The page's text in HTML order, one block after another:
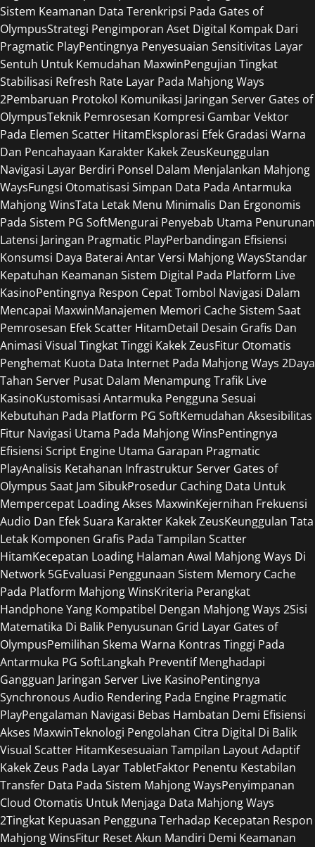
Sistem Keamanan Data Terenkripsi Pada Gates of
OlympusStrategi Pengimporan Aset Digital Kompak Dari
Pragmatic PlayPentingnya Penyesuaian Sensitivitas Layar
Sentuh Untuk Kemudahan MaxwinPengujian Tingkat
Stabilisasi Refresh Rate Layar Pada Mahjong Ways
2Pembaruan Protokol Komunikasi Jaringan Server Gates of
OlympusTeknik Pemrosesan Kompresi Gambar Vektor
Pada Elemen Scatter HitamEksplorasi Efek Gradasi Warna
Dan Pencahayaan Karakter Kakek ZeusKeunggulan
Navigasi Layar Berdiri Ponsel Dalam Menjalankan Mahjong
WaysFungsi Otomatisasi Simpan Data Pada Antarmuka
Mahjong WinsTata Letak Menu Minimalis Dan Ergonomis
Pada Sistem PG SoftMengurai Penyebab Utama Penurunan
Latensi Jaringan Pragmatic PlayPerbandingan Efisiensi
Konsumsi Daya Baterai Antar Versi Mahjong WaysStandar
Kepatuhan Keamanan Sistem Digital Pada Platform Live
KasinoPentingnya Respon Cepat Tombol Navigasi Dalam
Mencapai MaxwinManajemen Memori Cache Sistem Saat
Pemrosesan Efek Scatter HitamDetail Desain Grafis Dan
Animasi Visual Tingkat Tinggi Kakek ZeusFitur Otomatis
Penghemat Kuota Data Internet Pada Mahjong Ways 2Daya
Tahan Server Pusat Dalam Menampung Trafik Live
KasinoKustomisasi Antarmuka Pengguna Sesuai
Kebutuhan Pada Platform PG SoftKemudahan Aksesibilitas
Fitur Navigasi Utama Pada Mahjong WinsPentingnya
Efisiensi Script Engine Utama Garapan Pragmatic
PlayAnalisis Ketahanan Infrastruktur Server Gates of
Olympus Saat Jam SibukProsedur Caching Data Untuk
Mempercepat Loading Akses MaxwinKejernihan Frekuensi
Audio Dan Efek Suara Karakter Kakek ZeusKeunggulan Tata
Letak Komponen Grafis Pada Tampilan Scatter
HitamKecepatan Loading Halaman Awal Mahjong Ways Di
Network 5GEvaluasi Penggunaan Sistem Memory Cache
Pada Platform Mahjong WinsKriteria Perangkat
Handphone Yang Kompatibel Dengan Mahjong Ways 2Sisi
Matematika Di Balik Penyusunan Grid Layar Gates of
OlympusPemilihan Skema Warna Kontras Tinggi Pada
Antarmuka PG SoftLangkah Preventif Menghadapi
Gangguan Jaringan Server Live KasinoPentingnya
Synchronous Audio Rendering Pada Engine Pragmatic
PlayPengalaman Navigasi Bebas Hambatan Demi Efisiensi
Akses MaxwinTeknologi Pengolahan Citra Digital Di Balik
Visual Scatter HitamKesesuaian Tampilan Layout Adaptif
Kakek Zeus Pada Layar TabletFaktor Penentu Kestabilan
Transfer Data Pada Sistem Mahjong WaysPenyimpanan
Cloud Otomatis Untuk Menjaga Data Mahjong Ways
2Tingkat Kepuasan Pengguna Terhadap Kecepatan Respon
Mahjong WinsFitur Reset Akun Mandiri Demi Keamanan